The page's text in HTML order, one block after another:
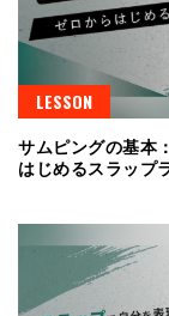
LESSON
サムピングの基本
はじめるスラップ